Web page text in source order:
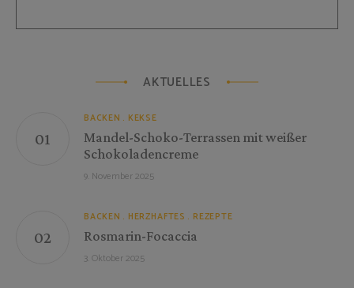
AKTUELLES
BACKEN KEKSE
Mandel-Schoko-Terrassen mit weißer
Schokoladencreme
9. November 2025
BACKEN HERZHAFTES REZEPTE
Rosmarin-Focaccia
3. Oktober 2025